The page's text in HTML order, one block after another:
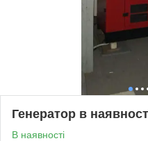
Генератор в
В наявності